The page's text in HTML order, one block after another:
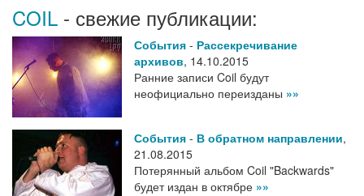
COIL - свежие публикации:
События - Рассекречивание
архивов, 14.10.2015
Ранние записи Coil будут
неофициально переизданы »»
События - В обратном направлении,
21.08.2015
Потерянный альбом Coil "Backwards"
будет издан в октябре »»